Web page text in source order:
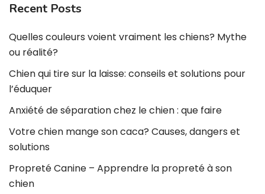
Recent Posts
Quelles couleurs voient vraiment les chiens? Mythe
ou réalité?
Chien qui tire sur la laisse: conseils et solutions pour
l’éduquer
Anxiété de séparation chez le chien : que faire
Votre chien mange son caca? Causes, dangers et
solutions
Propreté Canine – Apprendre la propreté à son
chien